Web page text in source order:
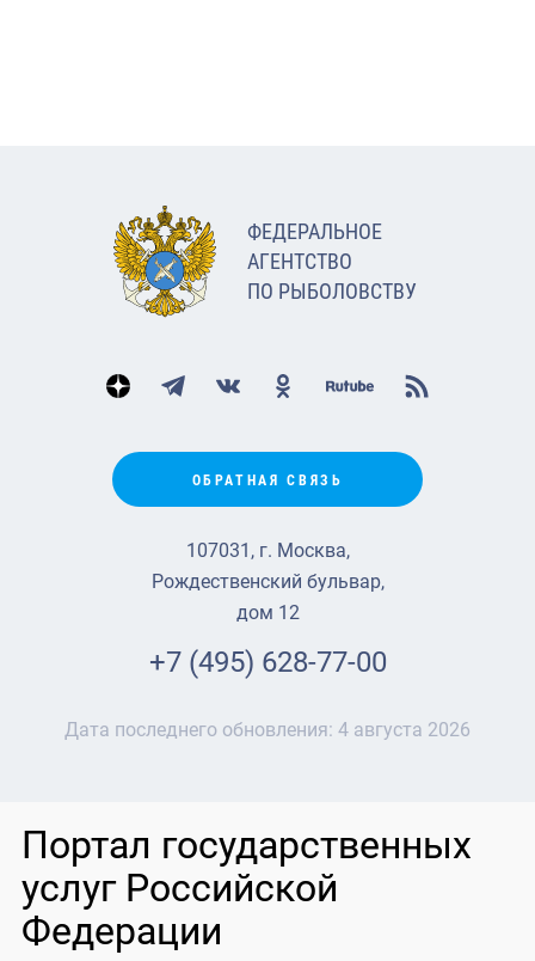
ФЕДЕРАЛЬНОЕ
АГЕНТСТВО
ПО РЫБОЛОВСТВУ
ОБРАТНАЯ СВЯЗЬ
107031, г. Москва,
Рождественский бульвар,
дом 12
+7 (495) 628-77-00
Дата последнего обновления: 4 августа 2026
Портал государственных
услуг Российской
Федерации